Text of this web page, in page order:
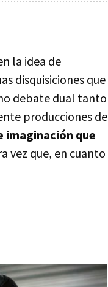
la idea de
disquisiciones que
debate dual tanto
producciones de
imaginación que
vez que, en cuanto